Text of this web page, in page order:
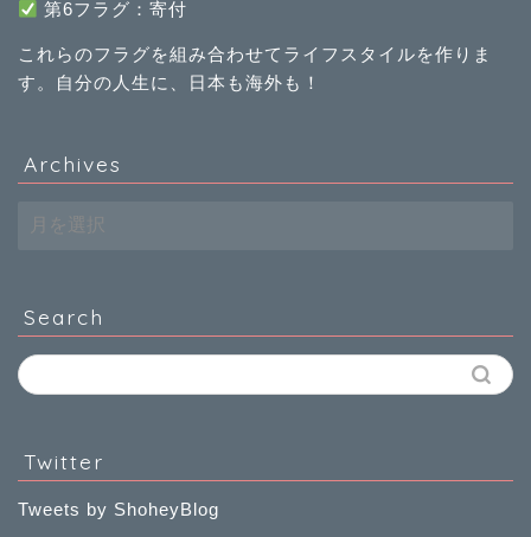
第6フラグ：寄付
これらのフラグを組み合わせてライフスタイルを作りま
す。自分の人生に、日本も海外も！
Archives
Search
Twitter
Tweets by ShoheyBlog